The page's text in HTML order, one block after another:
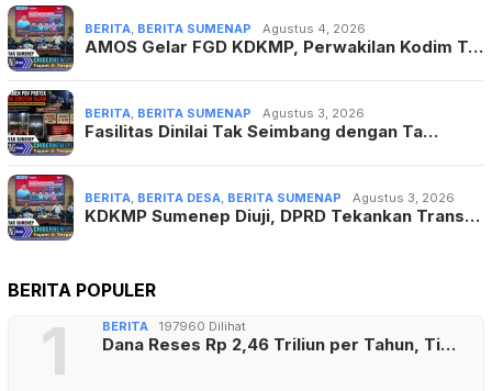
BERITA BERITA SUMENAP Agustus 4, 2026
AMOS Gelar FGD KDKMP, Perwakilan Kodim T…
BERITA BERITA SUMENAP Agustus 3, 2026
Fasilitas Dinilai Tak Seimbang dengan Ta…
BERITA BERITA DESA BERITA SUMENAP Agustus 3, 2026
KDKMP Sumenep Diuji, DPRD Tekankan Trans…
BERITA POPULER
1 BERITA 197960 Dilihat
Dana Reses Rp 2,46 Triliun per Tahun, Ti…